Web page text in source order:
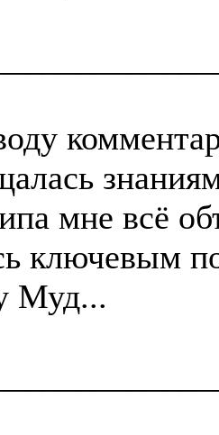
мне всё
ключевым
Муд...